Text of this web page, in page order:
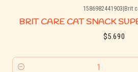
1586982441903 Brit
BRIT CARE CAT SNACK
$5.690